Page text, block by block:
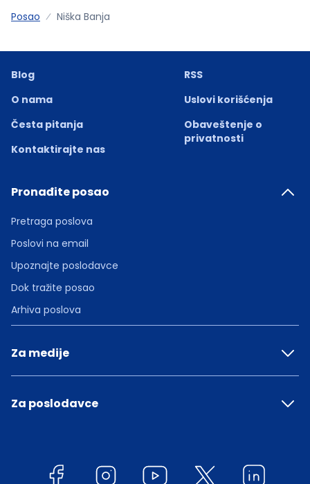
Posao Niška Banja
Blog
O nama
Česta pitanja
Kontaktirajte nas
RSS
Uslovi korišćenja
Obaveštenje o
privatnosti
Pronađite posao
Pretraga poslova
Poslovi na email
Upoznajte poslodavce
Dok tražite posao
Arhiva poslova
Za medije
Za poslodavce